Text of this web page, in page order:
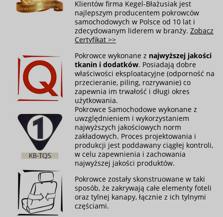
Klientów firma Kegel-Błażusiak jest
najlepszym producentem pokrowców
samochodowych w Polsce od 10 lat i
zdecydowanym liderem w branży. Zobacz
Certyfikat >>
Pokrowce wykonane z najwyższej jakości
tkanin i dodatków. Posiadają dobre
właściwości eksploatacyjne (odporność na
przecieranie, piling, rozrywanie) co
zapewnia im trwałość i długi okres
użytkowania.
Pokrowce Samochodowe wykonane z
uwzględnieniem i wykorzystaniem
najwyższych jakościowych norm
zakładowych. Proces projektowania i
produkcji jest poddawany ciągłej kontroli,
w celu zapewnienia i zachowania
najwyższej jakości produktów.
Pokrowce zostały skonstruowane w taki
sposób, że zakrywają całe elementy foteli
oraz tylnej kanapy, łącznie z ich tylnymi
częściami.